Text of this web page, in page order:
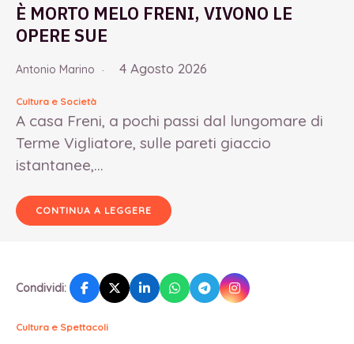
È MORTO MELO FRENI, VIVONO LE
OPERE SUE
Antonio Marino 4 Agosto 2026
Cultura e Società
A casa Freni, a pochi passi dal lungomare di
Terme Vigliatore, sulle pareti giaccio
istantanee,...
CONTINUA A LEGGERE
Condividi:
Cultura e Spettacoli